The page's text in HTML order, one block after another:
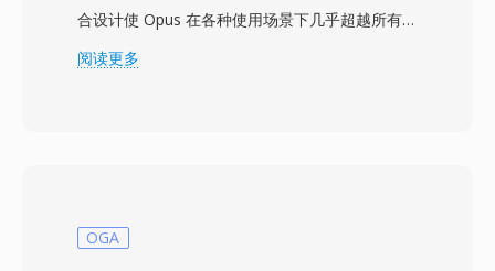
合设计使 Opus 在各种使用场景下几乎超越所有其
他编解码器:6 kbps 的低延迟语音、128 kbps 的高
面临的授权壁垒;以大约 MP3 一半的比特率即可达
阅读更多
OGA